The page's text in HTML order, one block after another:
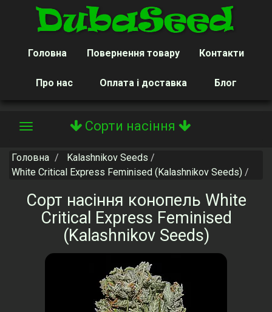
Головна Повернення товару Контакти
Про нас Оплата і доставка Блог
Сорти насіння
Toggle
Головна
Kalashnikov Seeds
White Critical Express Feminised (Kalashnikov Seeds)
Сорт насіння конопель White
Critical Express Feminised
(Kalashnikov Seeds)